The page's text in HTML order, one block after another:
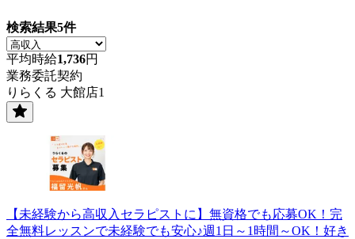
検索結果5件
平均時給1,736円
業務委託契約
りらくる 大館店1
【未経験から高収入セラピストに】無資格でも応募OK！完
全無料レッスンで未経験でも安心♪週1日～1時間～OK！好き